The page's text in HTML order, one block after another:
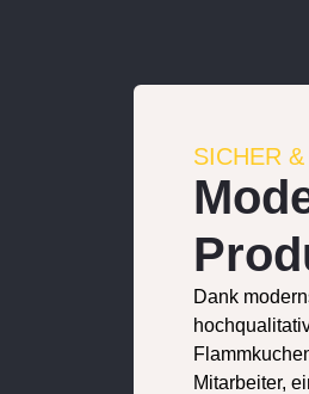
SICHER
Dank
Mitarbeiter,